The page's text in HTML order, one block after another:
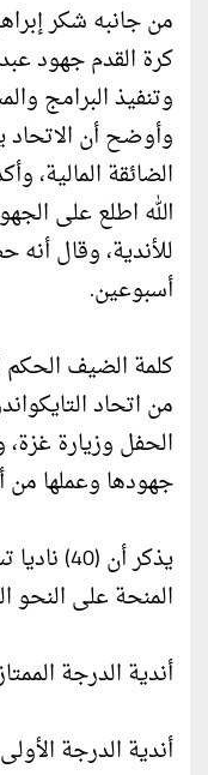
من جانبه شكر
كرة القدم جهود
وتنفيذ البرامج
وأوضح أن
الضائقة المالية،
الله اطلع على
للأندية، وقال
أسبوعين.
كلمة الضيف
من اتحاد
الحفل وزيارة
جهودها وعملها من
يذكر أن
المنحة على النحو
أندية الدرجة الممتازة
أندية الدرجة الأولى (25.000)